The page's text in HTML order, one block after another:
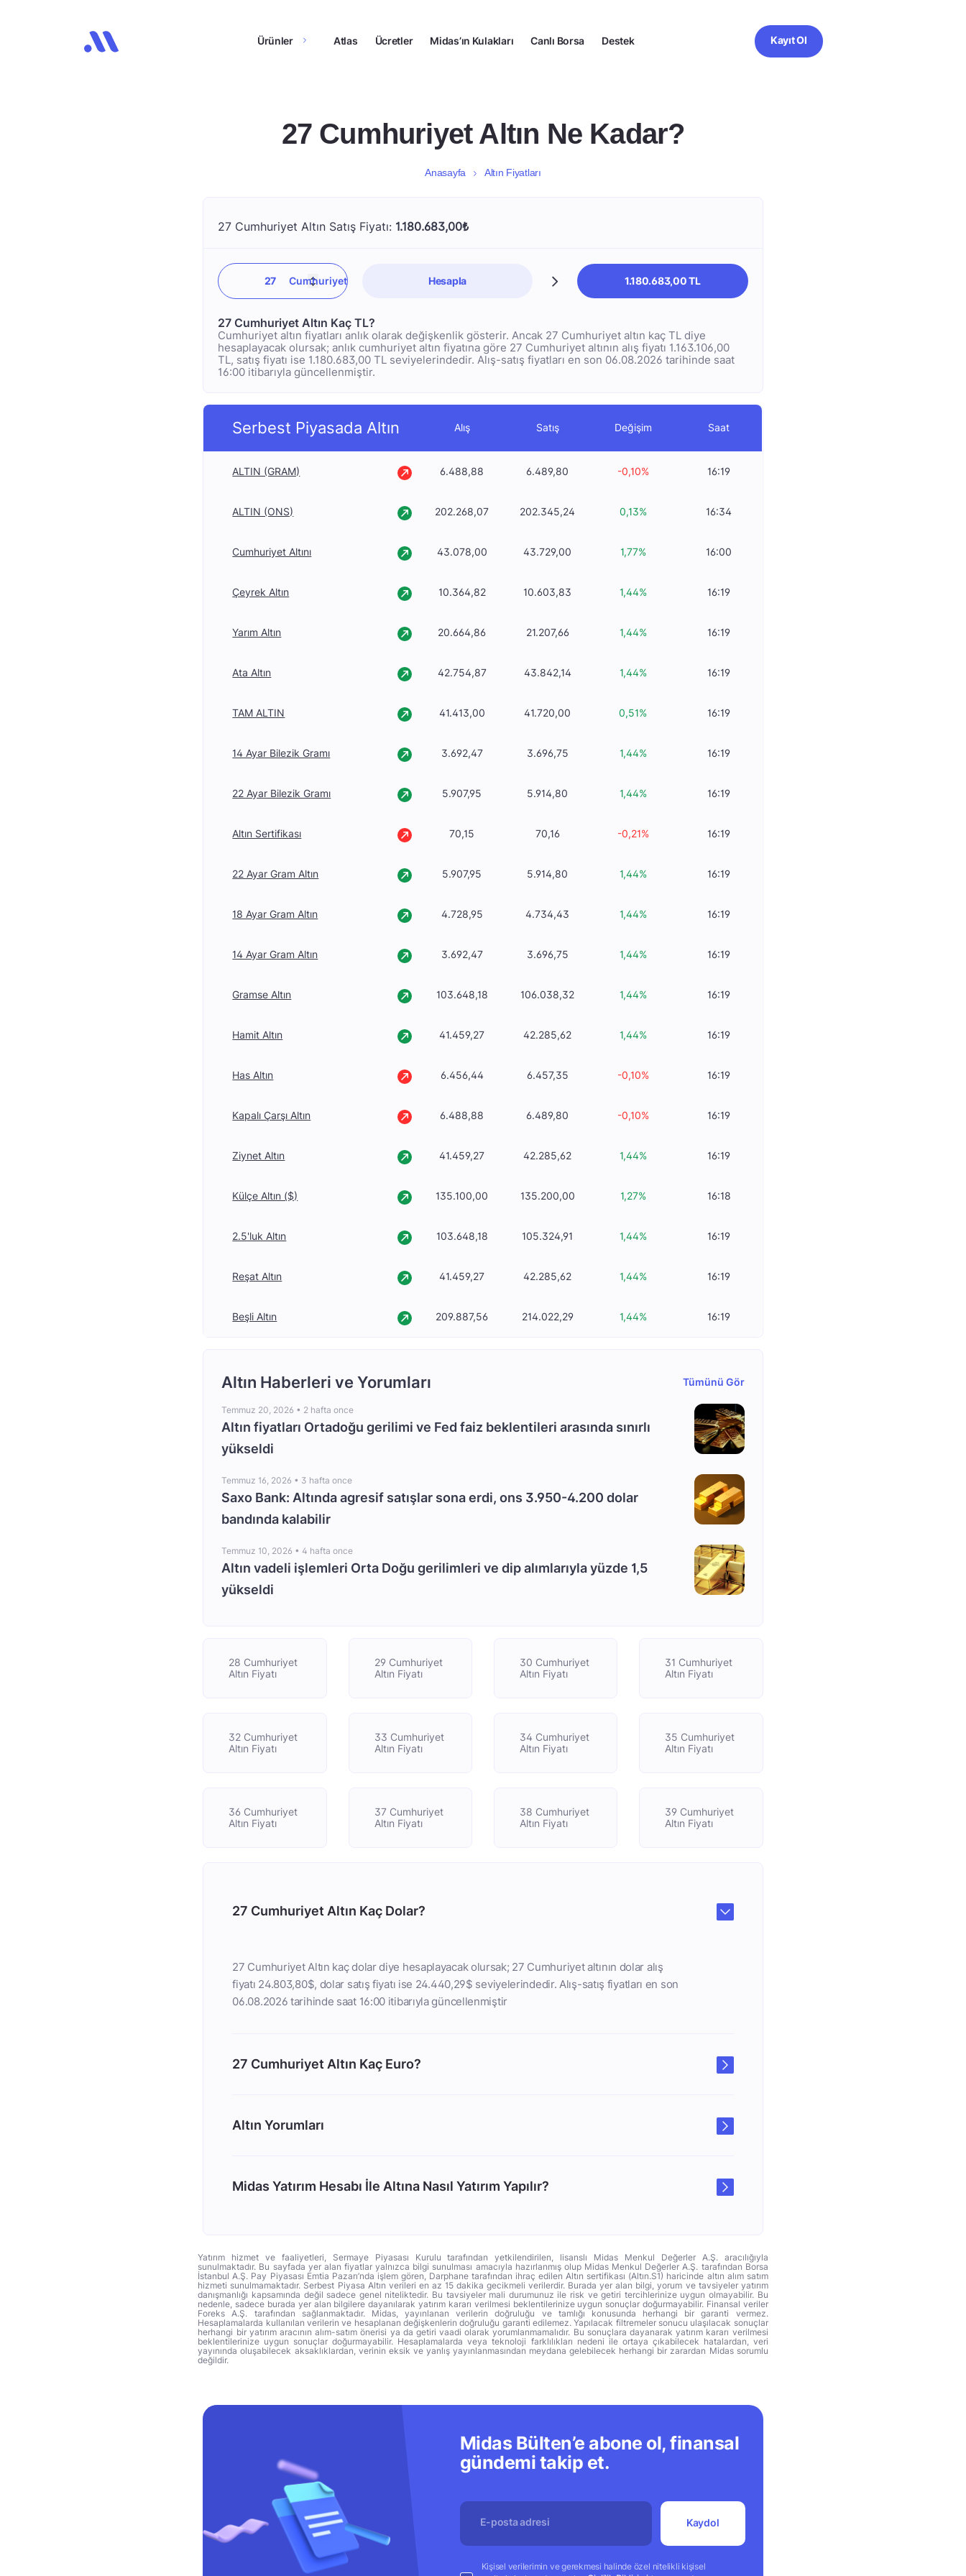
Ürünler Atlas Ücretler Midas’ın Kulakları Canlı Borsa Destek Kayıt Ol
27 Cumhuriyet Altın Ne Kadar?
Anasayfa Altın Fiyatları
27 Cumhuriyet Altın Satış Fiyatı: 1.180.683,00₺
Hesapla 1.180.683,00 TL
27 Cumhuriyet Altın Kaç TL?
Cumhuriyet altın fiyatları anlık olarak değişkenlik gösterir. Ancak 27 Cumhuriyet altın kaç TL diye
hesaplayacak olursak; anlık cumhuriyet altın fiyatına göre 27 Cumhuriyet altının alış fiyatı 1.163.106,00
TL, satış fiyatı ise 1.180.683,00 TL seviyelerindedir. Alış-satış fiyatları en son 06.08.2026 tarihinde saat
16:00 itibarıyla güncellenmiştir.
Serbest Piyasada Altın Alış Satış Değişim Saat
ALTIN (GRAM) 6.488,88 6.489,80 -0,10% 16:19
ALTIN (ONS) 202.268,07 202.345,24 0,13% 16:34
Cumhuriyet Altını 43.078,00 43.729,00 1,77% 16:00
Çeyrek Altın 10.364,82 10.603,83 1,44% 16:19
Yarım Altın 20.664,86 21.207,66 1,44% 16:19
Ata Altın 42.754,87 43.842,14 1,44% 16:19
TAM ALTIN 41.413,00 41.720,00 0,51% 16:19
14 Ayar Bilezik Gramı 3.692,47 3.696,75 1,44% 16:19
22 Ayar Bilezik Gramı 5.907,95 5.914,80 1,44% 16:19
Altın Sertifikası 70,15 70,16 -0,21% 16:19
22 Ayar Gram Altın 5.907,95 5.914,80 1,44% 16:19
18 Ayar Gram Altın 4.728,95 4.734,43 1,44% 16:19
14 Ayar Gram Altın 3.692,47 3.696,75 1,44% 16:19
Gramse Altın 103.648,18 106.038,32 1,44% 16:19
Hamit Altın 41.459,27 42.285,62 1,44% 16:19
Has Altın 6.456,44 6.457,35 -0,10% 16:19
Kapalı Çarşı Altın 6.488,88 6.489,80 -0,10% 16:19
Ziynet Altın 41.459,27 42.285,62 1,44% 16:19
Külçe Altın ($) 135.100,00 135.200,00 1,27% 16:18
2.5'luk Altın 103.648,18 105.324,91 1,44% 16:19
Reşat Altın 41.459,27 42.285,62 1,44% 16:19
Beşli Altın 209.887,56 214.022,29 1,44% 16:19
Altın Haberleri ve Yorumları Tümünü Gör
Temmuz 20, 2026 • 2 hafta once
Altın fiyatları Ortadoğu gerilimi ve Fed faiz beklentileri arasında sınırlı
yükseldi
Temmuz 16, 2026 • 3 hafta once
Saxo Bank: Altında agresif satışlar sona erdi, ons 3.950-4.200 dolar
bandında kalabilir
Temmuz 10, 2026 •4 hafta once
Altın vadeli işlemleri Orta Doğu gerilimleri ve dip alımlarıyla yüzde 1,5
yükseldi
28 Cumhuriyet
Altın Fiyatı
29 Cumhuriyet
Altın Fiyatı
30 Cumhuriyet
Altın Fiyatı
31 Cumhuriyet
Altın Fiyatı
32 Cumhuriyet
Altın Fiyatı
33 Cumhuriyet
Altın Fiyatı
34 Cumhuriyet
Altın Fiyatı
35 Cumhuriyet
Altın Fiyatı
36 Cumhuriyet
Altın Fiyatı
37 Cumhuriyet
Altın Fiyatı
38 Cumhuriyet
Altın Fiyatı
39 Cumhuriyet
Altın Fiyatı
27 Cumhuriyet Altın Kaç Dolar?
27 Cumhuriyet Altın kaç dolar diye hesaplayacak olursak; 27 Cumhuriyet altının dolar alış
fiyatı 24.803,80$, dolar satış fiyatı ise 24.440,29$ seviyelerindedir. Alış-satış fiyatları en son
06.08.2026 tarihinde saat 16:00 itibarıyla güncellenmiştir
27 Cumhuriyet Altın Kaç Euro?
Altın Yorumları
Midas Yatırım Hesabı İle Altına Nasıl Yatırım Yapılır?
Yatırım hizmet ve faaliyetleri, Sermaye Piyasası Kurulu tarafından yetkilendirilen, lisanslı Midas Menkul Değerler A.Ş. aracılığıyla
sunulmaktadır. Bu sayfada yer alan fiyatlar yalnızca bilgi sunulması amacıyla hazırlanmış olup Midas Menkul Değerler A.Ş. tarafından Borsa
İstanbul A.Ş. Pay Piyasası Emtia Pazarı’nda işlem gören, Darphane tarafından ihraç edilen Altın sertifikası (Altın.S1) haricinde altın alım satım
hizmeti sunulmamaktadır. Serbest Piyasa Altın verileri en az 15 dakika gecikmeli verilerdir. Burada yer alan bilgi, yorum ve tavsiyeler yatırım
danışmanlığı kapsamında değil sadece genel niteliktedir. Bu tavsiyeler mali durumunuz ile risk ve getiri tercihlerinize uygun olmayabilir. Bu
nedenle, sadece burada yer alan bilgilere dayanılarak yatırım kararı verilmesi beklentilerinize uygun sonuçlar doğurmayabilir. Finansal veriler
Foreks A.Ş. tarafından sağlanmaktadır. Midas, yayınlanan verilerin doğruluğu ve tamlığı konusunda herhangi bir garanti vermez.
Hesaplamalarda kullanılan verilerin ve hesaplanan değişkenlerin doğruluğu garanti edilemez. Yapılacak filtremeler sonucu ulaşılacak sonuçlar
herhangi bir yatırım aracının alım-satım önerisi ya da getiri vaadi olarak yorumlanmamalıdır. Bu sonuçlara dayanarak yatırım kararı verilmesi
beklentilerinize uygun sonuçlar doğurmayabilir. Hesaplamalarda veya teknoloji farklılıkları nedeni ile ortaya çıkabilecek hatalardan, veri
yayınında oluşabilecek aksaklıklardan, verinin eksik ve yanlış yayınlanmasından meydana gelebilecek herhangi bir zarardan Midas sorumlu
değildir.
Midas Bülten’e abone ol, finansal
gündemi takip et.
Kaydol
Kişisel verilerimin ve gerekmesi halinde özel nitelikli kişisel